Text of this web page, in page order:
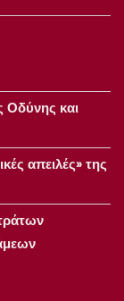
Οδύνης και
απειλές» της